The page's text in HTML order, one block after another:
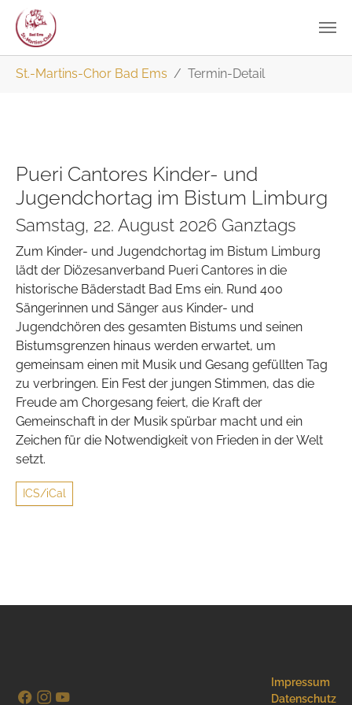
Hauptinhalt
St.-Martins-Chor Bad Ems Termin-Detail
Pueri Cantores Kinder- und
Jugendchortag im Bistum Limburg
Samstag, 22. August 2026 Ganztags
Zum Kinder- und Jugendchortag im Bistum Limburg
lädt der Diözesanverband Pueri Cantores in die
historische Bäderstadt Bad Ems ein. Rund 400
Sängerinnen und Sänger aus Kinder- und
Jugendchören des gesamten Bistums und seinen
Bistumsgrenzen hinaus werden erwartet, um
gemeinsam einen mit Musik und Gesang gefüllten Tag
zu verbringen. Ein Fest der jungen Stimmen, das die
Freude am Chorgesang feiert, die Kraft der
Gemeinschaft in der Musik spürbar macht und ein
Zeichen für die Notwendigkeit von Frieden in der Welt
setzt.
ICS/iCal
Impressum
Datenschutz